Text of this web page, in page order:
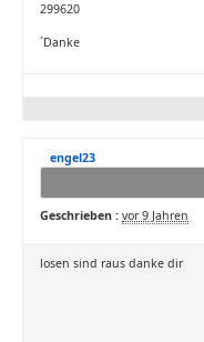
299620
´Danke
engel23
Geschrieben : vor 9 Jahren
losen sind raus danke dir